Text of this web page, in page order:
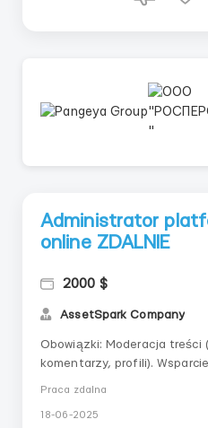
Administrator
online ZDALNIE
2000 $
AssetSpark Сompany
Obowiązki: Moderacja treści (sprawdzanie publikacji,
komentarzy, profili). Wsparcie techniczne użytkowników
platformy (CMS, WordPress,
Praca zdalna
18-06-2025